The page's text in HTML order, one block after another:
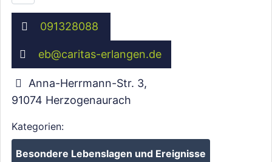
091328088
eb@caritas-erlangen.de
Anna-Herrmann-Str. 3,
91074 Herzogenaurach
Kategorien:
Besondere Lebenslagen und Ereignisse